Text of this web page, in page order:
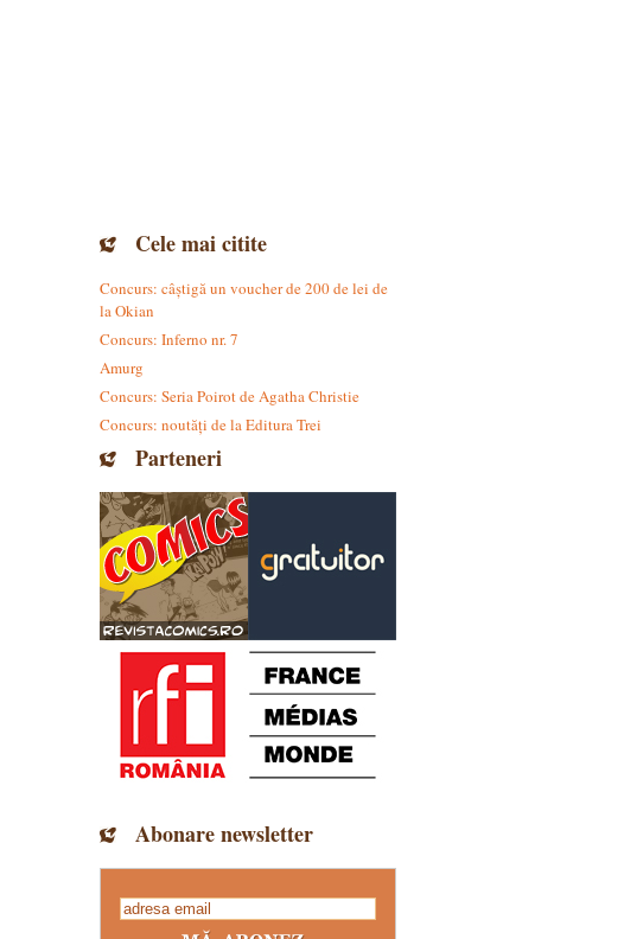
Cele mai citite
Concurs: câștigă un voucher de 200 de lei de
la Okian
Concurs: Inferno nr. 7
Amurg
Concurs: Seria Poirot de Agatha Christie
Concurs: noutăți de la Editura Trei
Parteneri
Abonare newsletter